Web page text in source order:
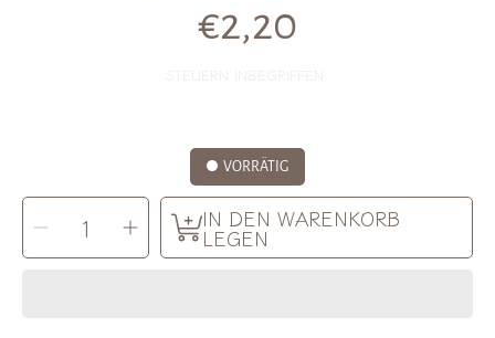
Normalpreis
€2,20
VORRÄTIG
MENGE
AUSWÄHLEN
Menge
für
Ute
Arnold
Menge
für
Ute
Arnold
IN DEN WARENKORB
LEGEN